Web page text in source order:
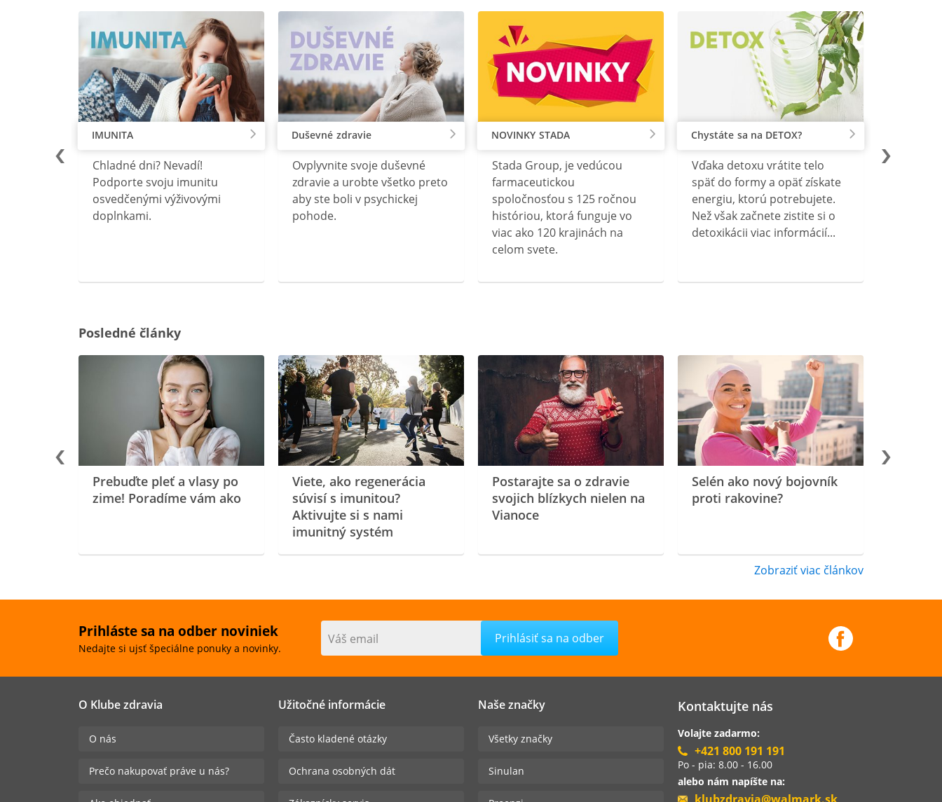
IMUNITA
Chladné dni? Nevadí!
Podporte svoju imunitu
osvedčenými výživovými
doplnkami.
Duševné zdravie
Ovplyvnite svoje duševné
zdravie a urobte všetko preto
aby ste boli v psychickej
pohode.
NOVINKY STADA
Stada Group, je vedúcou
farmaceutickou
spoločnosťou s 125 ročnou
históriou, ktorá funguje vo
viac ako 120 krajinách na
celom svete.
Chystáte sa na DETOX?
Vďaka detoxu vrátite telo
späť do formy a opäť získate
energiu, ktorú potrebujete.
Než však začnete zistite si o
detoxikácii viac informácií...
Posledné články
Prebuďte pleť a vlasy po
zime! Poradíme vám ako
Viete, ako regenerácia
súvisí s imunitou?
Aktivujte si s nami
imunitný systém
Postarajte sa o zdravie
svojich blízkych nielen na
Vianoce
Selén ako nový bojovník
proti rakovine?
Zobraziť viac článkov
Prihláste sa na odber noviniek
Nedajte si ujsť špeciálne ponuky a novinky.
Váš email
O Klube zdravia
O nás
Prečo nakupovať práve u nás?
Užitočné informácie
Často kladené otázky
Ochrana osobných dát
Naše značky
Všetky značky
Sinulan
Kontaktujte nás
Volajte zadarmo:
+421 800 191 191
Po - pia: 8.00 - 16.00
alebo nám napíšte na: